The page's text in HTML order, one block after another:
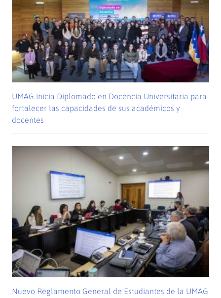
UMAG inicia Diplomado en Docencia Universitaria para
fortalecer las capacidades de sus académicos y
docentes
Nuevo Reglamento General de Estudiantes de la UMAG